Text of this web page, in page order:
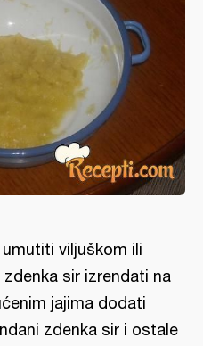
viljuškom ili
sir izrendati na
jajima dodati
zdenka sir i ostale